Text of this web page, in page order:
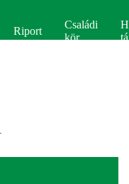
Riport
Családi
kör